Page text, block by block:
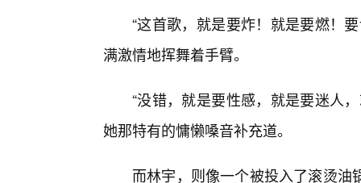
“这首歌，就是要炸！就是要燃！
满激情地挥舞着手臂。
“没错，就是要性感，就是要迷人
她那特有的慵懒嗓音补充道。
而林宇，则像一个被投入了滚烫